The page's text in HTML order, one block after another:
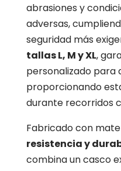
abrasiones y
adversas,
seguridad más
tallas L, M y XL,
personalizado para
proporcionando
durante recorridos
Fabricado con
resistencia y
combina un casco